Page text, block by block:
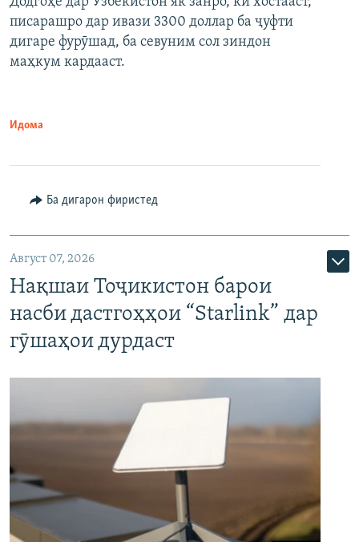
писарашро дар ивази 3300 доллар ба ҷуфти
дигаре фурӯшад, ба севуним сол зиндон
маҳкум кардааст.
Идома
Ба дигарон фиристед
Август 07, 2026
Нақшаи Тоҷикистон барои
насби дастгоҳҳои “Starlink” дар
гӯшаҳои дурдаст